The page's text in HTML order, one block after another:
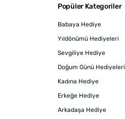
Popüler Kategoriler
Babaya Hediye
Yıldönümü Hediyeleri
Sevgiliye Hediye
Doğum Günü Hediyeleri
Kadına Hediye
Erkeğe Hediye
Arkadaşa Hediye